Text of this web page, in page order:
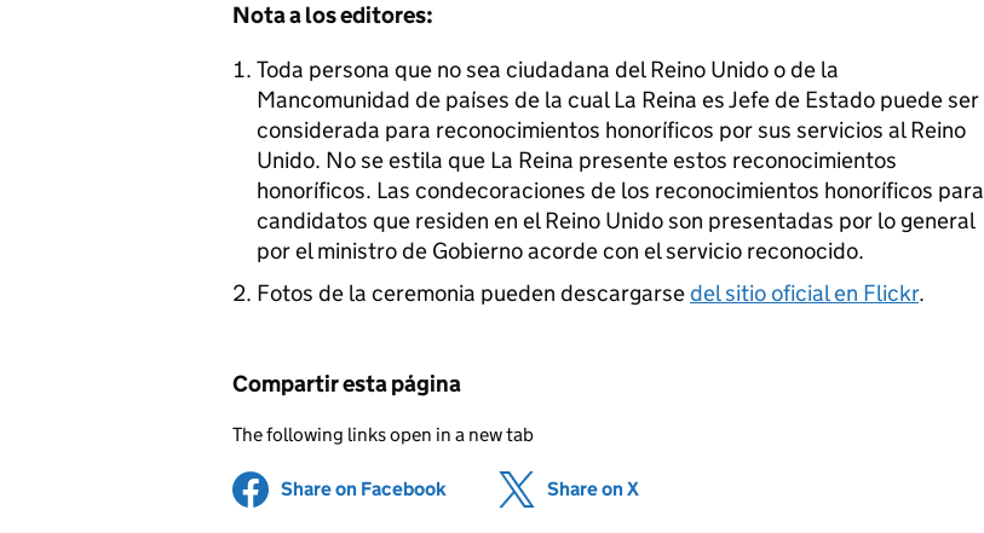
Nota a los editores:
Toda persona que no sea ciudadana del Reino Unido o de la
Mancomunidad de países de la cual La Reina es Jefe de Estado puede ser
considerada para reconocimientos honoríficos por sus servicios al Reino
Unido. No se estila que La Reina presente estos reconocimientos
honoríficos. Las condecoraciones de los reconocimientos honoríficos para
candidatos que residen en el Reino Unido son presentadas por lo general
por el ministro de Gobierno acorde con el servicio reconocido.
Fotos de la ceremonia pueden descargarsedel sitio oficial en Flickr.
Compartir esta página
The following links open in a new tab
Share on Facebook (opens in new tab)
Share on X